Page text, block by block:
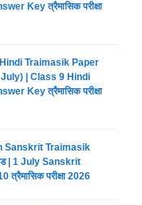
Key त्रैमासिक परीक्षा
Traimasik Paper
| Class 9 Hindi
Key त्रैमासिक परीक्षा
Sanskrit Traimasik
| 1 July Sanskrit
परीक्षा 2026